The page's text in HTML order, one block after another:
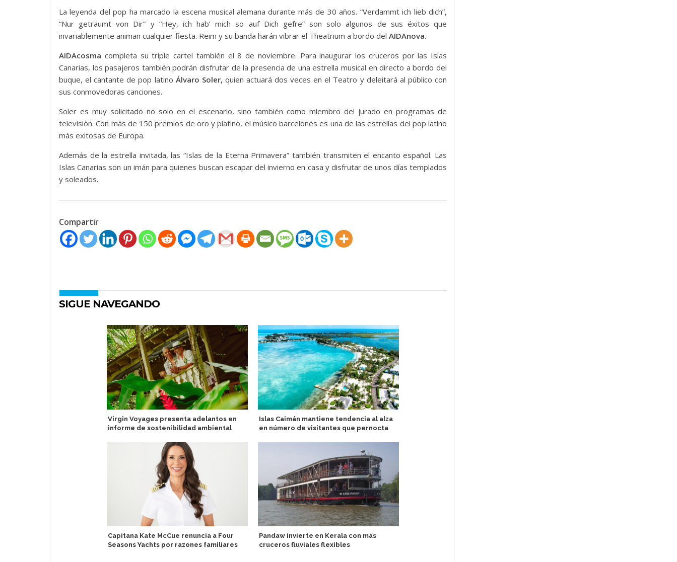
La leyenda del pop ha marcado la escena musical alemana durante más de 30 años. “Verdammt ich lieb dich”,
“Nur geträumt von Dir” y “Hey, ich hab’ mich so auf Dich gefre” son solo algunos de sus éxitos que
invariablemente animan cualquier fiesta. Reim y su banda harán vibrar el Theatrium a bordo del AIDAnova.
AIDAcosma completa su triple cartel también el 8 de noviembre. Para inaugurar los cruceros por las Islas
Canarias, los pasajeros también podrán disfrutar de la presencia de una estrella musical en directo a bordo del
buque, el cantante de pop latino Álvaro Soler, quien actuará dos veces en el Teatro y deleitará al público con
sus conmovedoras canciones.
Soler es muy solicitado no solo en el escenario, sino también como miembro del jurado en programas de
televisión. Con más de 150 premios de oro y platino, el músico barcelonés es una de las estrellas del pop latino
más exitosas de Europa.
Además de la estrella invitada, las “Islas de la Eterna Primavera” también transmiten el encanto español. Las
Islas Canarias son un imán para quienes buscan escapar del invierno en casa y disfrutar de unos días templados
y soleados.
Compartir
SIGUE NAVEGANDO
Virgin Voyages presenta adelantos en
informe de sostenibilidad ambiental
Capitana Kate McCue renuncia a Four
Seasons Yachts por razones familiares
Islas Caimán mantiene tendencia al alza
en número de visitantes que pernocta
Pandaw invierte en Kerala con más
cruceros fluviales flexibles